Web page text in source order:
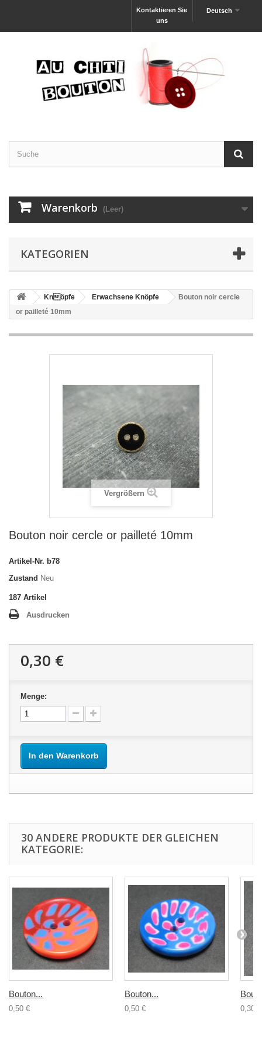
Deutsch
Kontaktieren Sie
uns
Warenkorb (Leer)
KATEGORIEN
Knöpfe Erwachsene Knöpfe
Bouton noir cercle
or pailleté 10mm
Vergrößern
Bouton noir cercle or pailleté 10mm
Artikel-Nr. b78
Zustand Neu
187 Artikel
Ausdrucken
0,30 €
Menge:
In den Warenkorb
30 ANDERE PRODUKTE DER GLEICHEN
KATEGORIE:
Bouton...
0,50 €
Bouton...
0,50 € 0,30 €